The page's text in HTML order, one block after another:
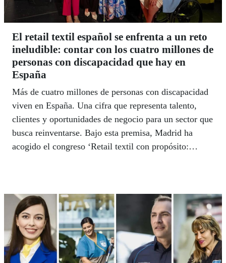
El retail textil español se enfrenta a un reto
ineludible: contar con los cuatro millones de
personas con discapacidad que hay en
España
Más de cuatro millones de personas con discapacidad
viven en España. Una cifra que representa talento,
clientes y oportunidades de negocio para un sector que
busca reinventarse. Bajo esta premisa, Madrid ha
acogido el congreso ‘Retail textil con propósito:
convertirse en ventajas competitivas para el retail
textil del futuro.